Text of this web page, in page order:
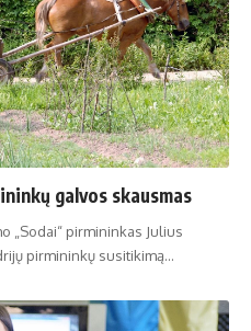
galvos skausmas
„Sodai“ pirmininkas Julius
pirmininkų susitikimą…